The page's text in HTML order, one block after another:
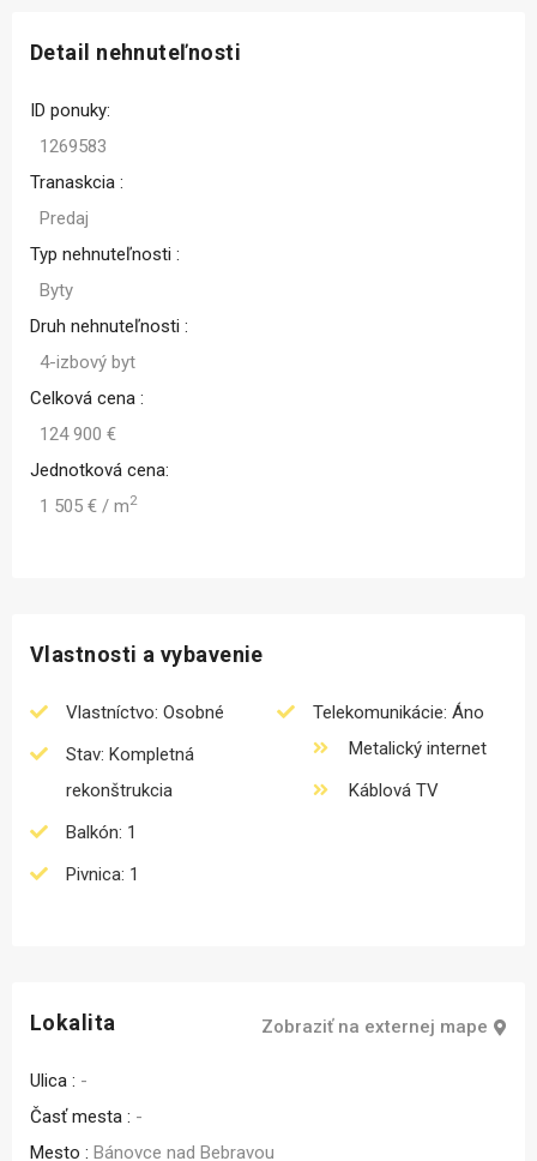
Detail nehnuteľnosti
ID ponuky:
1269583
Tranaskcia :
Predaj
Typ nehnuteľnosti :
Byty
Druh nehnuteľnosti :
4-izbový byt
Celková cena :
124 900 €
Jednotková cena:
1 505 € / m2
Vlastnosti a vybavenie
Vlastníctvo: Osobné
Stav: Kompletná
rekonštrukcia
Balkón: 1
Pivnica: 1
Telekomunikácie: Áno
Metalický internet
Káblová TV
Lokalita Zobraziť na externej mape
Ulica : -
Časť mesta : -
Mesto : Bánovce nad Bebravou